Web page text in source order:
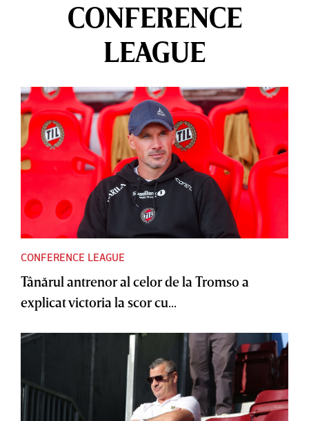
CONFERENCE
LEAGUE
CONFERENCE LEAGUE
Tânărul antrenor al celor de la Tromso a
explicat victoria la scor cu...